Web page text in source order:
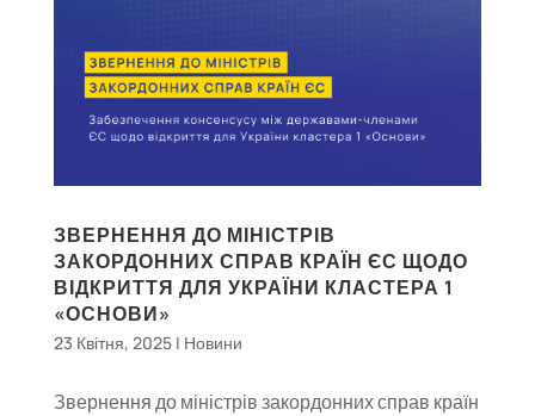
ЗВЕРНЕННЯ ДО МІНІСТРІВ
ЗАКОРДОННИХ СПРАВ КРАЇН ЄС ЩОДО
ВІДКРИТТЯ ДЛЯ УКРАЇНИ КЛАСТЕРА 1
«ОСНОВИ»
23 Квітня, 2025| Новини
Звернення до міністрів закордонних справ країн